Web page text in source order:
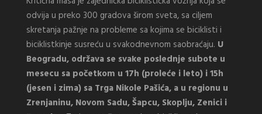
odvija u preko 300 gradova širom sveta, sa ciljem
skretanja pažnje na probleme sa kojima se biciklisti i
biciklistkinje susreću u svakodnevnom saobraćaju. U
Beogradu, održava se svake poslednje subote u
mesecu sa početkom u 17h (proleće i leto) i 15h
(jesen i zima) sa Trga Nikole Pašića, a u regionu u
Zrenjaninu, Novom Sadu, Šapcu, Skoplju, Zenici i